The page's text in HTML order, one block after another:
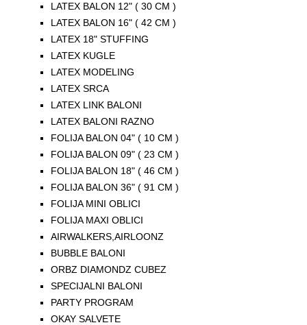
LATEX BALON 12" ( 30 CM )
LATEX BALON 16" ( 42 CM )
LATEX 18" STUFFING
LATEX KUGLE
LATEX MODELING
LATEX SRCA
LATEX LINK BALONI
LATEX BALONI RAZNO
FOLIJA BALON 04" ( 10 CM )
FOLIJA BALON 09" ( 23 CM )
FOLIJA BALON 18" ( 46 CM )
FOLIJA BALON 36" ( 91 CM )
FOLIJA MINI OBLICI
FOLIJA MAXI OBLICI
AIRWALKERS,AIRLOONZ
BUBBLE BALONI
ORBZ DIAMONDZ CUBEZ
SPECIJALNI BALONI
PARTY PROGRAM
OKAY SALVETE